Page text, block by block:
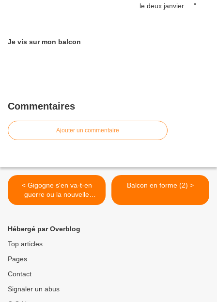
Je vis sur mon balcon
Commentaires
Ajouter un commentaire
< Gigogne s'en va-t-en
guerre ou la nouvelle
parodie de pierrot-cadmus
Balcon en forme (2) >
Hébergé par Overblog
Top articles
Pages
Contact
Signaler un abus